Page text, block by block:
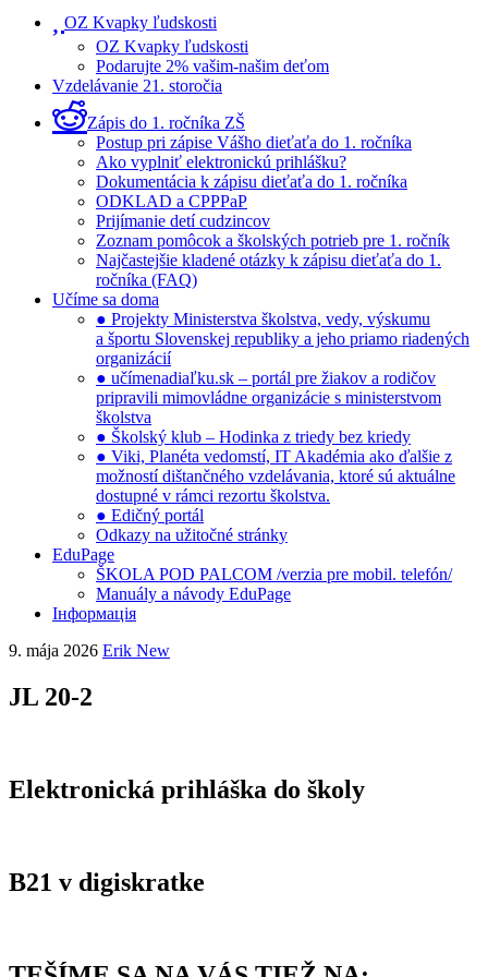
OZ Kvapky ľudskosti
OZ Kvapky ľudskosti
Podarujte 2% vašim-našim deťom
Vzdelávanie 21. storočia
Zápis do 1. ročníka ZŠ
Postup pri zápise Vášho dieťaťa do 1. ročníka
Ako vyplniť elektronickú prihlášku?
Dokumentácia k zápisu dieťaťa do 1. ročníka
ODKLAD a CPPPaP
Prijímanie detí cudzincov
Zoznam pomôcok a školských potrieb pre 1. ročník
Najčastejšie kladené otázky k zápisu dieťaťa do 1.
ročníka (FAQ)
Učíme sa doma
● Projekty Ministerstva školstva, vedy, výskumu
a športu Slovenskej republiky a jeho priamo riadených
organizácií
● učímenadiaľku.sk – portál pre žiakov a rodičov
pripravili mimovládne organizácie s ministerstvom
školstva
● Školský klub – Hodinka z triedy bez kriedy
● Viki, Planéta vedomstí, IT Akadémia ako ďalšie z
možností dištančného vzdelávania, ktoré sú aktuálne
dostupné v rámci rezortu školstva.
● Edičný portál
Odkazy na užitočné stránky
EduPage
ŠKOLA POD PALCOM /verzia pre mobil. telefón/
Manuály a návody EduPage
Інформація
9. mája 2026 Erik New
JL 20-2
Elektronická prihláška do školy
B21 v digiskratke